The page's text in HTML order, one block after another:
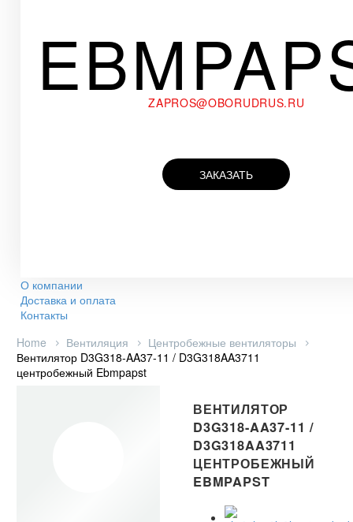
ZAPROS@OBORUDRUS.RU
ЗАКАЗАТЬ
О компании
Доставка и оплата
Контакты
Home
Вентиляция
Центробежные вентиляторы
Вентилятор D3G318-AA37-11 / D3G318AA3711
центробежный Ebmpapst
ВЕНТИЛЯТОР
D3G318-AA37-11 /
D3G318AA3711
ЦЕНТРОБЕЖНЫЙ
EBMPAPST